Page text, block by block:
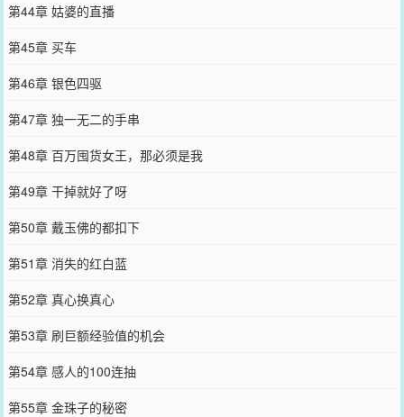
第44章 姑婆的直播
第45章 买车
第46章 银色四驱
第47章 独一无二的手串
第48章 百万囤货女王，那必须是我
第49章 干掉就好了呀
第50章 戴玉佛的都扣下
第51章 消失的红白蓝
第52章 真心换真心
第53章 刷巨额经验值的机会
第54章 感人的100连抽
第55章 金珠子的秘密